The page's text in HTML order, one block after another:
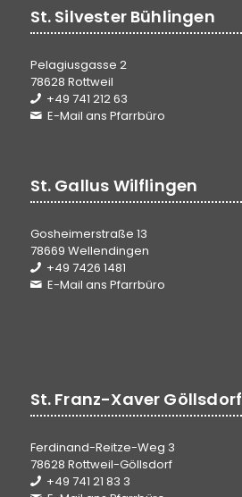
St. Silvester Bühlingen
Pelagiusgasse 2
78628 Rottweil
+49 741 212 63
E-Mail ans Pfarrbüro
St. Gallus Wilflingen
Gosheimerstraße 13
78669 Wellendingen
+49 7426 1481
E-Mail ans Pfarrbüro
St. Franz-Xaver Göllsdorf
Ferdinand-Reitze-Weg 3
78628 Rottweil-Göllsdorf
+49 741 21 83 3